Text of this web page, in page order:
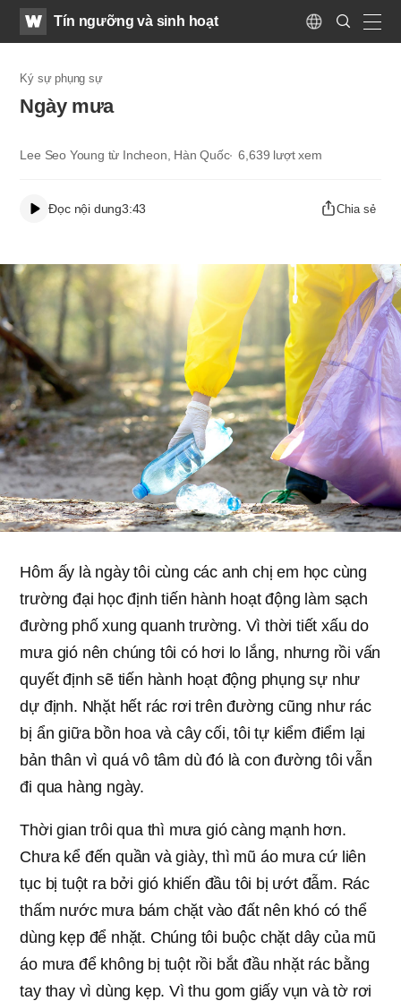
WATVTín ngưỡng và sinh hoạt
Language
Search
Submit
Ký sự phụng sự
Ngày mưa
Lee Seo Young từ Incheon, Hàn Quốc 6,639 lượt xem
Đọc nội dung3:43 Chia sẻ
Hôm ấy là ngày tôi cùng các anh chị em học cùng
trường đại học định tiến hành hoạt động làm sạch
đường phố xung quanh trường. Vì thời tiết xấu do
mưa gió nên chúng tôi có hơi lo lắng, nhưng rồi vấn
quyết định sẽ tiến hành hoạt động phụng sự như
dự định. Nhặt hết rác rơi trên đường cũng như rác
bị ẩn giữa bồn hoa và cây cối, tôi tự kiểm điểm lại
bản thân vì quá vô tâm dù đó là con đường tôi vẫn
đi qua hàng ngày.
Thời gian trôi qua thì mưa gió càng mạnh hơn.
Chưa kể đến quần và giày, thì mũ áo mưa cứ liên
tục bị tuột ra bởi gió khiến đầu tôi bị ướt đẫm. Rác
thấm nước mưa bám chặt vào đất nên khó có thể
dùng kẹp để nhặt. Chúng tôi buộc chặt dây của mũ
áo mưa để không bị tuột rồi bắt đầu nhặt rác bằng
tay thay vì dùng kẹp. Vì thu gom giấy vụn và tờ rơi